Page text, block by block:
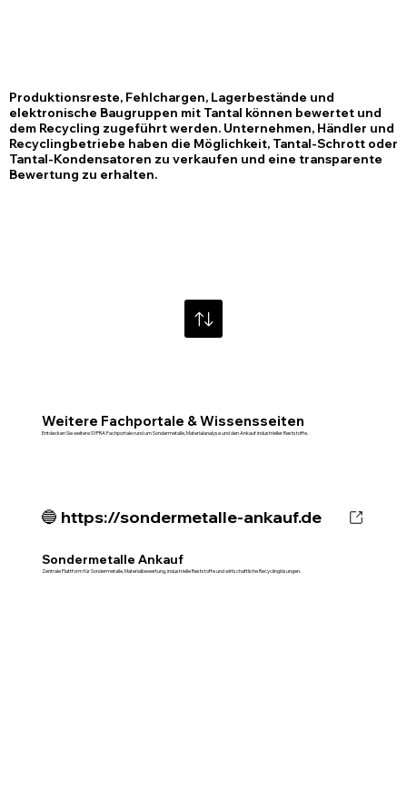
Produktionsreste, Fehlchargen, Lagerbestände und
elektronische Baugruppen mit Tantal können bewertet und
dem Recycling zugeführt werden. Unternehmen, Händler und
Recyclingbetriebe haben die Möglichkeit, Tantal-Schrott oder
Tantal-Kondensatoren zu verkaufen und eine transparente
Bewertung zu erhalten.
Weitere Fachportale & Wissensseiten
Entdecken Sie weitere SYPRA Fachportale rund um Sondermetalle, Materialanalyse und den Ankauf industrieller Reststoffe.
🔵 https://sondermetalle-ankauf.de
Sondermetalle Ankauf
Zentrale Plattform für Sondermetalle, Materialbewertung, industrielle Reststoffe und wirtschaftliche Recyclinglösungen.